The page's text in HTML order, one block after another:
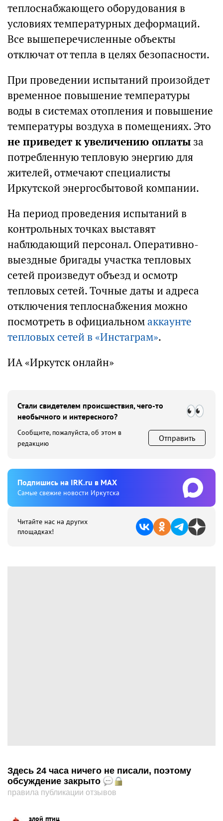
теплоснабжающего оборудования в
условиях температурных деформаций.
Все вышеперечисленные объекты
отключат от тепла в целях безопасности.
При проведении испытаний произойдет
временное повышение температуры
воды в системах отопления и повышение
температуры воздуха в помещениях. Это
не приведет к увеличению оплаты за
потребленную тепловую энергию для
жителей, отмечают специалисты
Иркутской энергосбытовой компании.
На период проведения испытаний в
контрольных точках выставят
наблюдающий персонал. Оперативно-
выездные бригады участка тепловых
сетей произведут объезд и осмотр
тепловых сетей. Точные даты и адреса
отключения теплоснабжения можно
посмотреть в официальномаккаунте
тепловых сетей в «Инстаграм».
ИА «Иркутск онлайн»
Стали свидетелем происшествия, чего-то
необычного и интересного?
Сообщите, пожалуйста, об этом в
редакцию
Отправить
Подпишиcь на IRK.ru в MAX
Cамые свежие новости Иркутска
Читайте нас на других
площадках!
Здесь 24 часа ничего не писали, поэтому
обсуждение закрыто
правила публикации отзывов
злой птиц